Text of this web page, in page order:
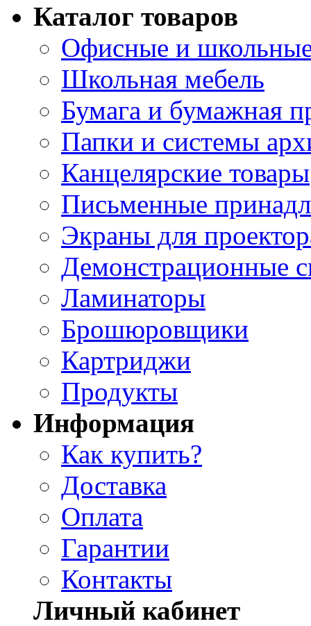
Каталог товаров
Офисные и
Школьная мебель
Бумага и бумажная
Папки и системы
Канцелярские товары
Письменные
Экраны для
Демонстрационные
Ламинаторы
Брошюровщики
Картриджи
Продукты
Информация
Как купить?
Доставка
Оплата
Гарантии
Контакты
Личный кабинет